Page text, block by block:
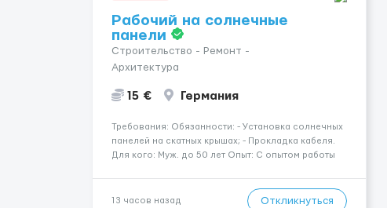
Рабочий на солнечные
панели
Строительство - Ремонт -
Архитектура
15 € Германия
Требования: Обязанности: - Установка солнечных
панелей на скатных крышах; - Прокладка кабеля.
Для кого: Муж. до 50 лет Опыт: С опытом работы
Германия, Буцбах Условия...
13 часов назад Откликнуться